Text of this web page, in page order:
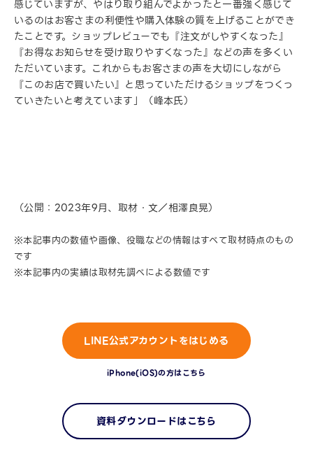
感じていますが、やはり取り組んでよかったと一番強く感じて
いるのはお客さまの利便性や購入体験の質を上げることができ
たことです。ショップレビューでも『注文がしやすくなった』
『お得なお知らせを受け取りやすくなった』などの声を多くい
ただいています。これからもお客さまの声を大切にしながら
『このお店で買いたい』と思っていただけるショップをつくっ
ていきたいと考えています」（峰本氏）
（公開：2023年9月、取材・文／相澤良晃）
※本記事内の数値や画像、役職などの情報はすべて取材時点のもの
です
※本記事内の実績は取材先調べによる数値です
LINE公式アカウントをはじめる
iPhone(iOS)の方はこちら
資料ダウンロードはこちら